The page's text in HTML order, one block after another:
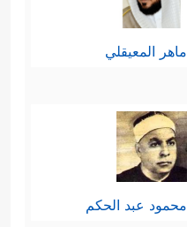
ماهر المعيقلي
محمود عبد الحكم